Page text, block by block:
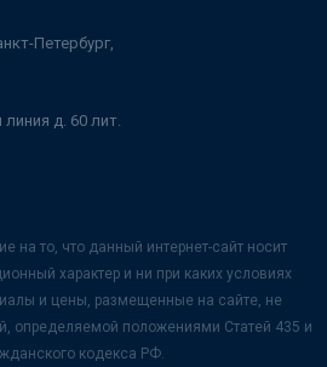
Петербург,
линия д. 60 лит.
то, что данный интернет-сайт носит
характер и ни при каких условиях
и цены, размещенные на сайте, не
определяемой положениями Статей 435 и
кодекса РФ.